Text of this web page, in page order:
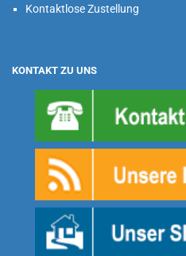
Kontaktlose Zustellung
KONTAKT ZU UNS